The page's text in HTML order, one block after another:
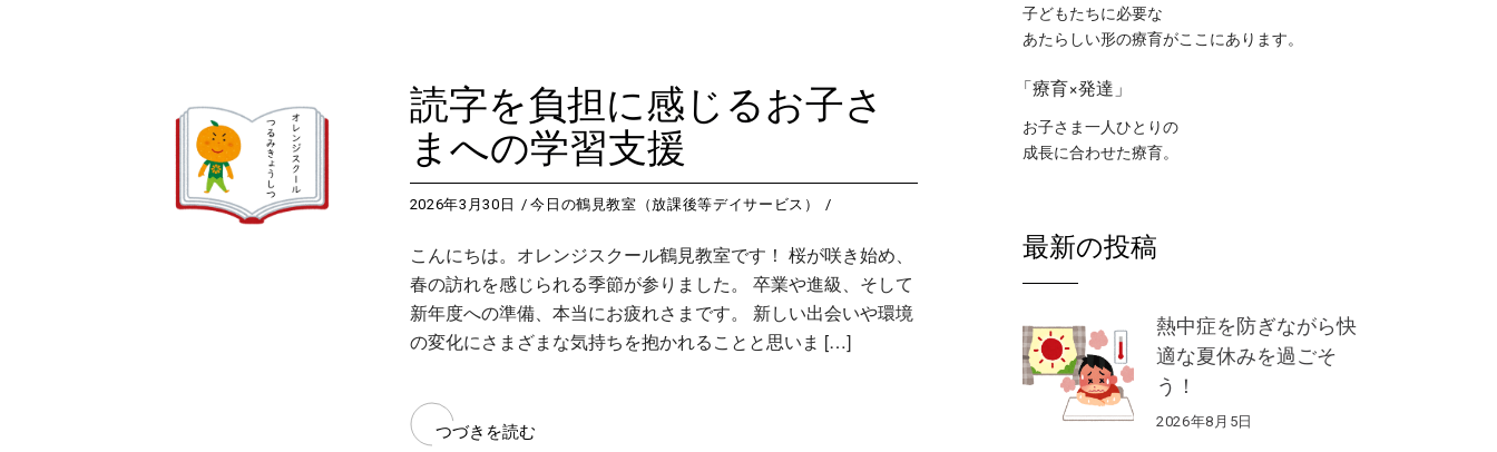
読字を負担に感じるお子さ
まへの学習支援
2026年3月30日 今日の鶴見教室（放課後等デイサービス）
こんにちは。オレンジスクール鶴見教室です！ 桜が咲き始め、
春の訪れを感じられる季節が参りました。 卒業や進級、そして
新年度への準備、本当にお疲れさまです。 新しい出会いや環境
の変化にさまざまな気持ちを抱かれることと思いま […]
つづきを読む
子どもたちに必要な
あたらしい形の療育がここにあります。
「療育×発達」
お子さま一人ひとりの
成長に合わせた療育。
最新の投稿
熱中症を防ぎながら快
適な夏休みを過ごそ
う！
2026年8月5日